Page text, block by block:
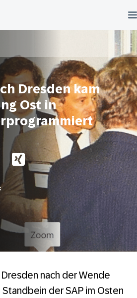
Dresden kam
Ost in
Dresden nach derWende
der SAP im Osten